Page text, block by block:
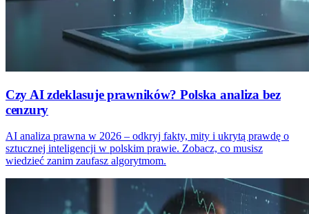
Czy AI zdeklasuje prawników? Polska analiza bez
cenzury
AI analiza prawna w 2026 – odkryj fakty, mity i ukrytą prawdę o
sztucznej inteligencji w polskim prawie. Zobacz, co musisz
wiedzieć zanim zaufasz algorytmom.